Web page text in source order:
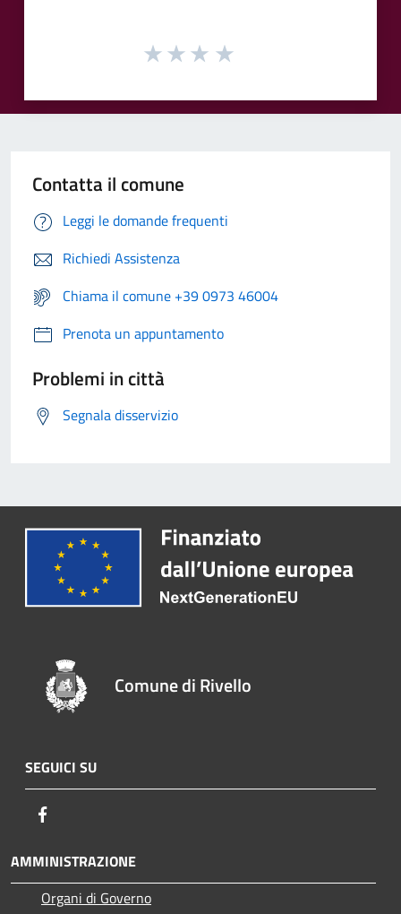
Contatta il comune
Leggi le domande frequenti
Richiedi Assistenza
Chiama il comune +39 0973 46004
Prenota un appuntamento
Problemi in città
Segnala disservizio
Comune di Rivello
SEGUICI SU
AMMINISTRAZIONE
Organi di Governo